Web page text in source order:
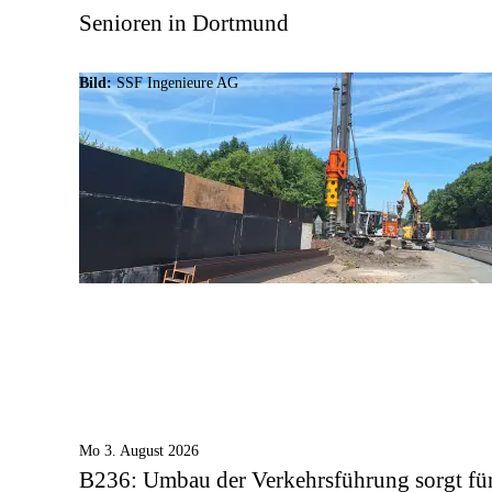
Senioren in Dortmund
Bild: SSF Ingenieure AG
Mo 3. August 2026
B236: Umbau der Verkehrsführung sorgt